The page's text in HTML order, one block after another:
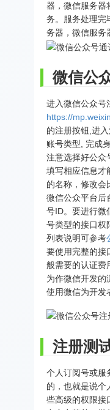
器，微信服务器
务。服务处理完
务器，微信服务
微信公
进入微信公众号
https://
的注册按钮,进
账号类型, 完成
注意选择好公众
填写相应信息才
的名称，修改会
微信公众平台后
号ID。要进行微
号类型的接口权
列表说明可参考
要使用完整的接
般需要的认证费
为作微信开发的
使用微信为开发
注册测
个人订阅号或服
的，也就是说个
些高级的权限接